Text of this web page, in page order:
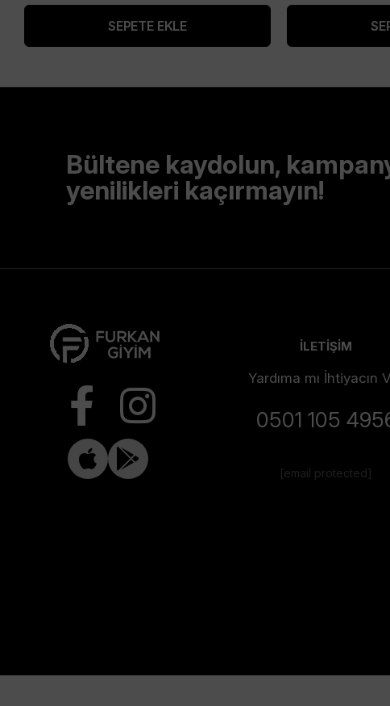
SEPETE EKLE
Bültene kaydolun,
yenilikleri kaçırmayın!
İLETİŞİM
Yardıma mı İhtiyacın
0501 105
[email protected]